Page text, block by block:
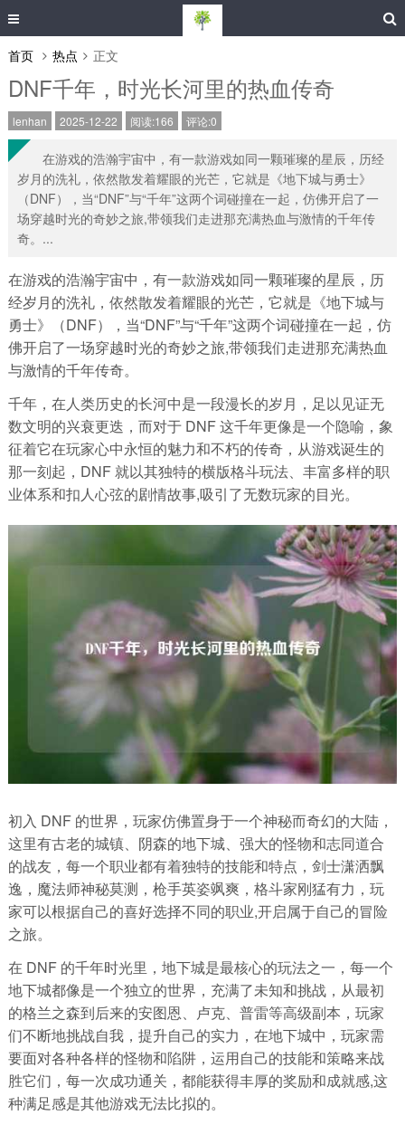
首页 热点 正文
DNF千年，时光长河里的热血传奇
lenhan 2025-12-22 阅读:166 评论:0
在游戏的浩瀚宇宙中，有一款游戏如同一颗璀璨的星辰，历经
岁月的洗礼，依然散发着耀眼的光芒，它就是《地下城与勇士》
（DNF），当“DNF”与“千年”这两个词碰撞在一起，仿佛开启了一
场穿越时光的奇妙之旅,带领我们走进那充满热血与激情的千年传
奇。...
在游戏的浩瀚宇宙中，有一款游戏如同一颗璀璨的星辰，历
经岁月的洗礼，依然散发着耀眼的光芒，它就是《地下城与
勇士》（DNF），当“DNF”与“千年”这两个词碰撞在一起，仿
佛开启了一场穿越时光的奇妙之旅,带领我们走进那充满热血
与激情的千年传奇。
千年，在人类历史的长河中是一段漫长的岁月，足以见证无
数文明的兴衰更迭，而对于 DNF 这千年更像是一个隐喻，象
征着它在玩家心中永恒的魅力和不朽的传奇，从游戏诞生的
那一刻起，DNF 就以其独特的横版格斗玩法、丰富多样的职
业体系和扣人心弦的剧情故事,吸引了无数玩家的目光。
初入 DNF 的世界，玩家仿佛置身于一个神秘而奇幻的大陆，
这里有古老的城镇、阴森的地下城、强大的怪物和志同道合
的战友，每一个职业都有着独特的技能和特点，剑士潇洒飘
逸，魔法师神秘莫测，枪手英姿飒爽，格斗家刚猛有力，玩
家可以根据自己的喜好选择不同的职业,开启属于自己的冒险
之旅。
在 DNF 的千年时光里，地下城是最核心的玩法之一，每一个
地下城都像是一个独立的世界，充满了未知和挑战，从最初
的格兰之森到后来的安图恩、卢克、普雷等高级副本，玩家
们不断地挑战自我，提升自己的实力，在地下城中，玩家需
要面对各种各样的怪物和陷阱，运用自己的技能和策略来战
胜它们，每一次成功通关，都能获得丰厚的奖励和成就感,这
种满足感是其他游戏无法比拟的。